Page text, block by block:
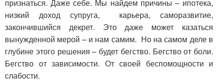
признаться. Даже себе. Мы найдем причины – ипотека,
низкий доход супруга, карьера, саморазвитие,
закончившийся декрет. Это даже может казаться
вынужденной мерой – и нам самим. Но на самом деле в
глубине этого решения – будет бегство. Бегство от боли.
Бегство от зависимости. От своей беспомощности и
слабости.